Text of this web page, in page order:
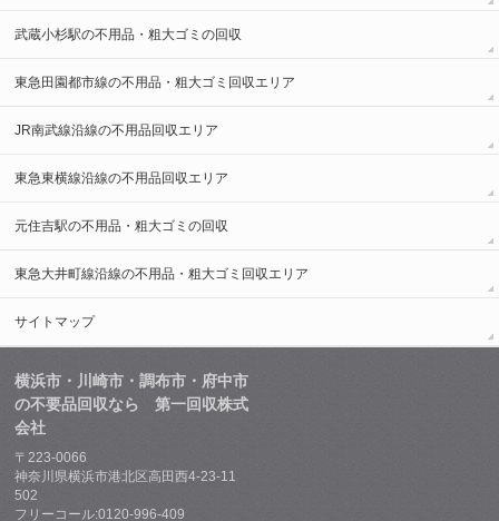
武蔵小杉駅の不用品・粗大ゴミの回収
東急田園都市線の不用品・粗大ゴミ回収エリア
JR南武線沿線の不用品回収エリア
東急東横線沿線の不用品回収エリア
元住吉駅の不用品・粗大ゴミの回収
東急大井町線沿線の不用品・粗大ゴミ回収エリア
サイトマップ
横浜市・川崎市・調布市・府中市
の不要品回収なら 第一回収株式
会社
〒223-0066
神奈川県横浜市港北区高田西4-23-11
502
フリーコール:0120-996-409